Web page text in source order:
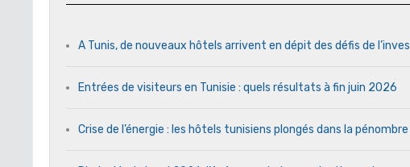
A Tunis, de nouveaux hôtels arrivent en dépit des défis de
Entrées de visiteurs en Tunisie : quels résultats à fin juin 2026
Crise de l’énergie : les hôtels tunisiens plongés dans la